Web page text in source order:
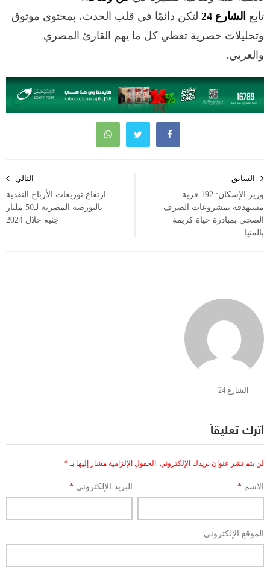
تابع الشارع 24
لتكن دائمًا في قلب الحدث، بمحتوى موثوق
وتحليلات حصرية تغطي كل ما يهم القارئ المصري
والعربي.
المقالات
السابق
وزير الإسكان: 192 قرية
مستهدفة بمشروعات الصرف
الصحي بمبادرة حياة كريمة
بالمنيا
التالي
ارتفاع توزيعات الأرباح النقدية
بالبورصة المصرية لـ50 مليار
جنيه خلال 2024
الشارع 24
اترك تعليقاً
لن يتم نشر عنوان بريدك الإلكتروني. الحقول الإلزامية مشار إليها بـ*
الاسم * البريد الإلكتروني*
الموقع الإلكتروني